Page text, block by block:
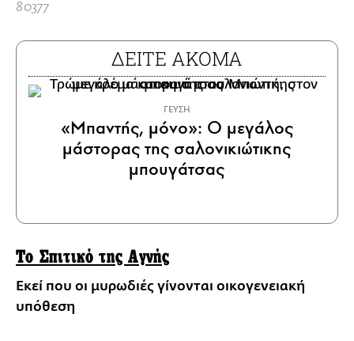
80377
ΔΕΙΤΕ ΑΚΟΜΑ
ΓΕΥΣΗ
«Μπαντής, μόνο»: Ο μεγάλος
μάστορας της σαλονικιώτικης
μπουγάτσας
Το Σπιτικό της Αγνής
Εκεί που οι μυρωδιές γίνονται οικογενειακή
υπόθεση